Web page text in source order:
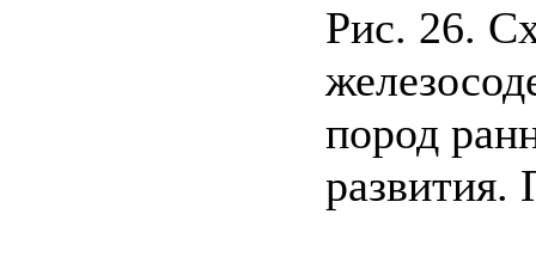
Рис. 26.
пород
развития.